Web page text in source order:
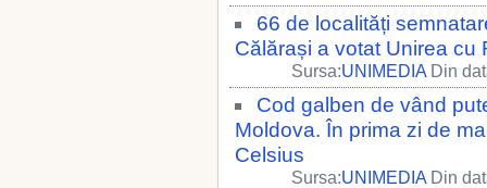
66 de localități
Călărași a votat Unirea cu
Sursa:UNIMEDIA Din
Cod galben de vând
Moldova. În prima zi de
Celsius
Sursa:UNIMEDIA Din